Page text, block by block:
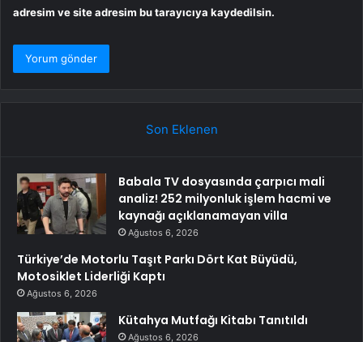
adresim ve site adresim bu tarayıcıya kaydedilsin.
Son Eklenen
Babala TV dosyasında çarpıcı mali
analiz! 252 milyonluk işlem hacmi ve
kaynağı açıklanamayan villa
Ağustos 6, 2026
Türkiye’de Motorlu Taşıt Parkı Dört Kat Büyüdü,
Motosiklet Liderliği Kaptı
Ağustos 6, 2026
Kütahya Mutfağı Kitabı Tanıtıldı
Ağustos 6, 2026